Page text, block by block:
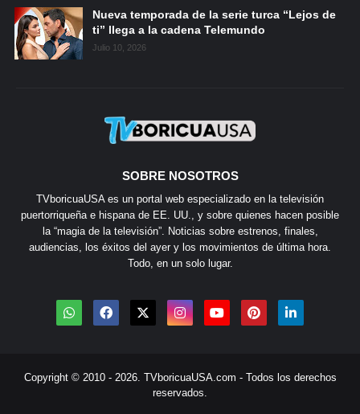
Nueva temporada de la serie turca “Lejos de
ti” llega a la cadena Telemundo
Julio 10, 2026
SOBRE NOSOTROS
TVboricuaUSA es un portal web especializado en la televisión
puertorriqueña e hispana de EE. UU., y sobre quienes hacen posible
la “magia de la televisión”. Noticias sobre estrenos, finales,
audiencias, los éxitos del ayer y los movimientos de última hora.
Todo, en un solo lugar.
Copyright © 2010 - 2026. TVboricuaUSA.com - Todos los derechos
reservados.